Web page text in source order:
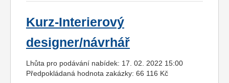
Kurz-Interierový
designer/návrhář
Lhůta pro podávání nabídek: 17. 02. 2022 15:00
Předpokládaná hodnota zakázky: 66 116 Kč